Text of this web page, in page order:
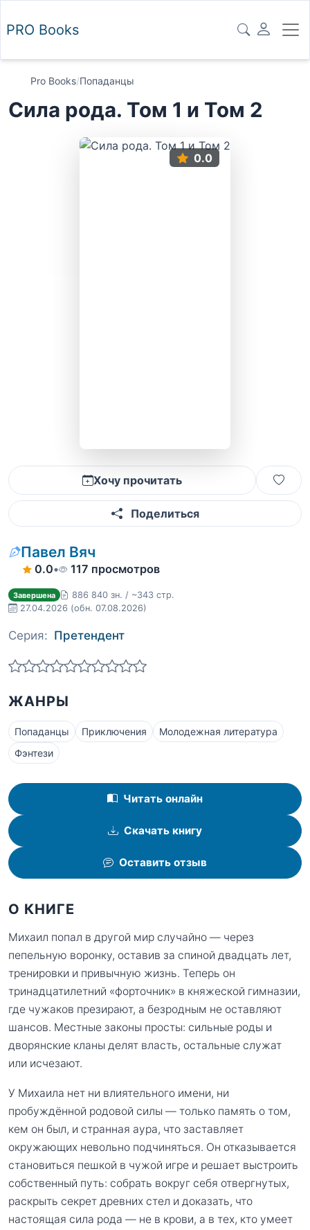
PRO Books
Pro Books/Попаданцы
Сила рода. Том 1 и Том 2
0.0
Хочу прочитать
Поделиться
Павел Вяч
0.0• 117 просмотров
Завершена
886 840 зн. / ~343 стр.
27.04.2026 (обн. 07.08.2026)
Серия: Претендент
ЖАНРЫ
Попаданцы Приключения
Молодежная литература
Фэнтези
Читать онлайн
Скачать книгу
Оставить отзыв
О КНИГЕ
Михаил попал в другой мир случайно — через
пепельную воронку, оставив за спиной двадцать лет,
тренировки и привычную жизнь. Теперь он
тринадцатилетний «форточник» в княжеской гимназии,
где чужаков презирают, а безродным не оставляют
шансов. Местные законы просты: сильные роды и
дворянские кланы делят власть, остальные служат
или исчезают.
У Михаила нет ни влиятельного имени, ни
пробуждённой родовой силы — только память о том,
кем он был, и странная аура, что заставляет
окружающих невольно подчиняться. Он отказывается
становиться пешкой в чужой игре и решает выстроить
собственный путь: собрать вокруг себя отвергнутых,
раскрыть секрет древних стел и доказать, что
настоящая сила рода — не в крови, а в тех, кто умеет